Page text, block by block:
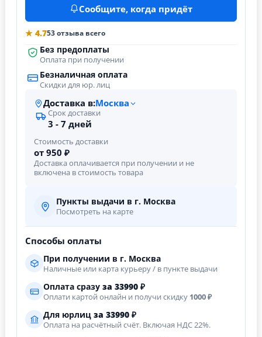
Сообщите, когда придёт
★ 4.753 отзыва всего
Без предоплаты
Оплата при получении
Безналичная оплата
Скидки для юр. лиц
Доставка в:Москва
Срок доставки
3 - 7 дней
Стоимость доставки
от 950 ₽
Доставка оплачивается при получении и не
включена в стоимость товара
Пункты выдачи в г. Москва
Посмотреть на карте
Способы оплаты
При получении в г. Москва
Наличные или карта курьеру / в пункте выдачи
Оплата сразу за 33990 ₽
Оплати картой онлайн и получи скидку 1000 ₽
Для юрлиц за 33990 ₽
Оплата на расчётный счёт. Включая НДС 22%.